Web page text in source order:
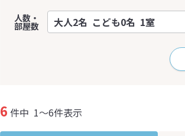
人数・
部屋数
6 件中 1～6件表示